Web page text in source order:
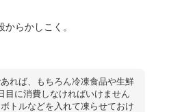
らかしこく。
れば、もちろん冷凍食品や生鮮
目に消費しなければいけません
トルなどを入れて凍らせておけ